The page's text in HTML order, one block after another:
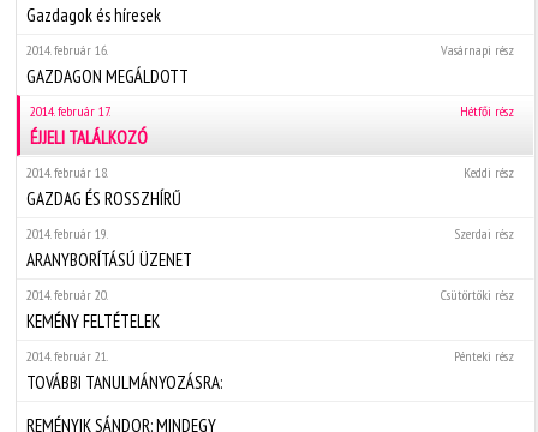
Gazdagok és híresek
Vasárnapi rész
2014. február 16.
GAZDAGON MEGÁLDOTT
Hétfői rész
2014. február 17.
ÉJJELI TALÁLKOZÓ
Keddi rész
2014. február 18.
GAZDAG ÉS ROSSZHÍRŰ
Szerdai rész
2014. február 19.
ARANYBORÍTÁSÚ ÜZENET
Csütörtöki rész
2014. február 20.
KEMÉNY FELTÉTELEK
Pénteki rész
2014. február 21.
TOVÁBBI TANULMÁNYOZÁSRA:
REMÉNYIK SÁNDOR: MINDEGY